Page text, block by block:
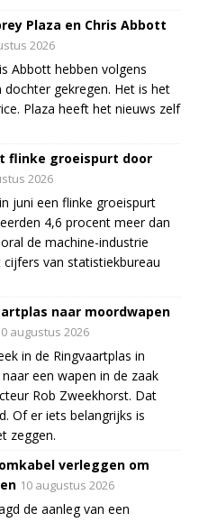
Plaza en Chris Abbott
2026
Abbott hebben volgens
gekregen. Het is het
Plaza heeft het nieuws zelf
flinke groeispurt door
2026
juni een flinke groeispurt
4,6 procent meer dan
de machine-industrie
van statistiekbureau
naar moordwapen
augustus 2026
in de Ringvaartplas in
een wapen in de zaak
Rob Zweekhorst. Dat
Of er iets belangrijks is
zeggen.
verleggen om
10 augustus 2026
de aanleg van een